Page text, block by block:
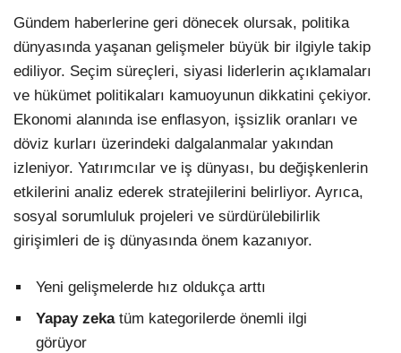
Gündem haberlerine geri dönecek olursak, politika
dünyasında yaşanan gelişmeler büyük bir ilgiyle takip
ediliyor. Seçim süreçleri, siyasi liderlerin açıklamaları
ve hükümet politikaları kamuoyunun dikkatini çekiyor.
Ekonomi alanında ise enflasyon, işsizlik oranları ve
döviz kurları üzerindeki dalgalanmalar yakından
izleniyor. Yatırımcılar ve iş dünyası, bu değişkenlerin
etkilerini analiz ederek stratejilerini belirliyor. Ayrıca,
sosyal sorumluluk projeleri ve sürdürülebilirlik
girişimleri de iş dünyasında önem kazanıyor.
Yeni gelişmelerde hız oldukça arttı
Yapay zekatüm kategorilerde önemli ilgi
görüyor